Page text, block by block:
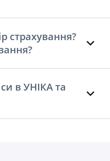
страхування?
в УНІКА та